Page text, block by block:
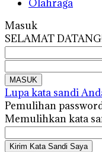
Olahraga
Masuk
SELAMAT
Lupa kata sandi
Pemulihan
Memulihkan kata